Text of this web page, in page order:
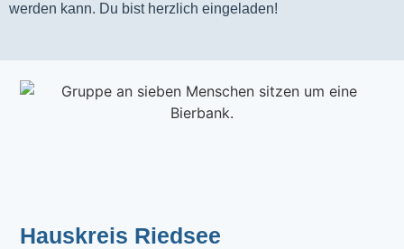
werden kann. Du bist herzlich eingeladen!
Hauskreis Riedsee